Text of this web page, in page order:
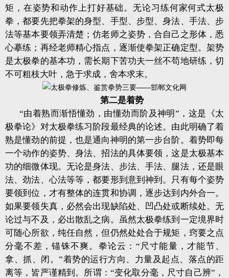
矩，在姿势和动作上打好基础。无论习练何家何式太极
拳，都要先把拳架的身型、手型、步型、身法、手法、步
法等基本要领弄清楚；仿老师之姿势，合自己之形体，悉
心摹练；再经老师精心指点，逐渐使拳架正确定型。架势
是太极拳的基本功，需长期下苦功夫一丝不苟地研练，切
不可粗枝大叶，急于求成，舍本求末。
第二是着势
“由着熟而渐悟懂劲，由懂劲而阶及神明”，这是《太
极拳论》对太极拳练习阶段最经典的论述。由此明确了着
熟是懂劲的前提，也是通向神明的第一步台阶。着势即每
一个动作的姿势、身法、招法的具体要领，这是太极基本
功的细微体现。无论是身法、步法、手法、腿法，还是眼
法、劲法、心法等等，都要形到意到神到。只有每个姿势
要领到位，才有整体的连贯和协调，逐步达到内外合一。
如果要领失真，必然会出现缺陷处、凹凸处或断续处。无
论过与不及，必出散乱之病。虽然太极拳练到一定境界时
可随心所欲，纯任自然，但仍然处处合于规矩，窍要之点
分毫不差，锚铢不爽。拳论云：“尺寸能量，才能节、
拿、抓、闭。”着势的运行方向、力量及起点、落点的距
离等，皆严谨精到。所谓：“变化取分毫，尺寸自己辨”，